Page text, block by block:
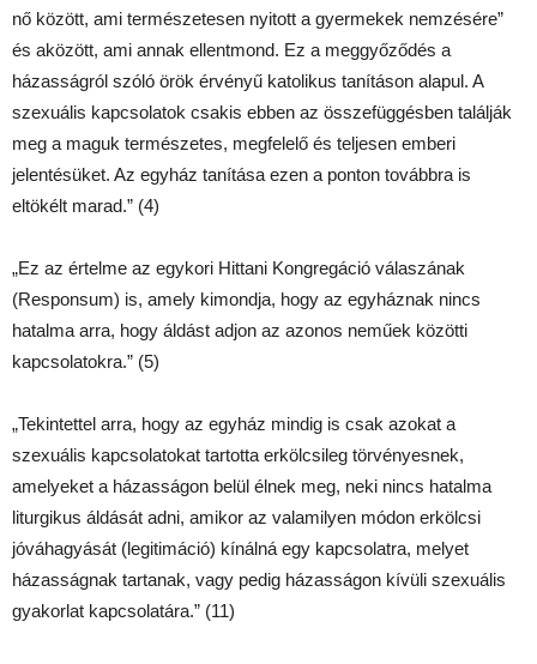
nő között, ami természetesen nyitott a gyermekek nemzésére”
és aközött, ami annak ellentmond. Ez a meggyőződés a
házasságról szóló örök érvényű katolikus tanításon alapul. A
szexuális kapcsolatok csakis ebben az összefüggésben találják
meg a maguk természetes, megfelelő és teljesen emberi
jelentésüket. Az egyház tanítása ezen a ponton továbbra is
eltökélt marad.” (4)
„Ez az értelme az egykori Hittani Kongregáció válaszának
(Responsum) is, amely kimondja, hogy az egyháznak nincs
hatalma arra, hogy áldást adjon az azonos neműek közötti
kapcsolatokra.” (5)
„Tekintettel arra, hogy az egyház mindig is csak azokat a
szexuális kapcsolatokat tartotta erkölcsileg törvényesnek,
amelyeket a házasságon belül élnek meg, neki nincs hatalma
liturgikus áldását adni, amikor az valamilyen módon erkölcsi
jóváhagyását (legitimáció) kínálná egy kapcsolatra, melyet
házasságnak tartanak, vagy pedig házasságon kívüli szexuális
gyakorlat kapcsolatára.” (11)